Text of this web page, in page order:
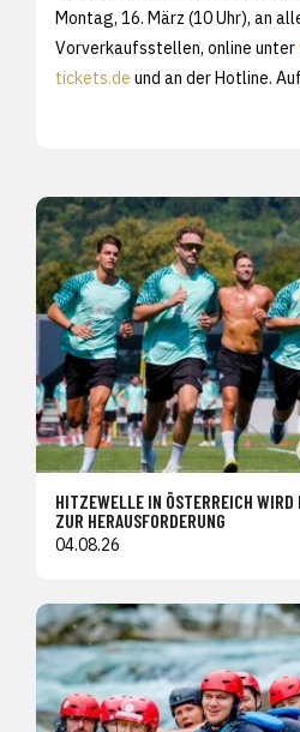
Montag, 16. März (10 Uhr), an
Vorverkaufsstellen, online unter
tickets.de und an der Hotline.
HITZEWELLE IN ÖSTERREICH
ZUR HERAUSFORDERUNG
04.08.26